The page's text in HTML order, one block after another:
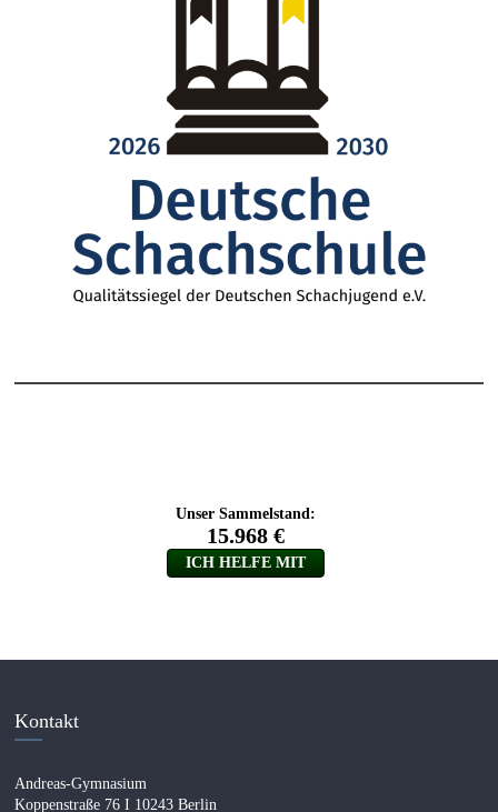
Kontakt
Andreas-Gymnasium
Koppenstraße 76 I 10243 Berlin